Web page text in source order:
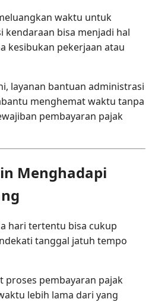
waktu untuk
bisa menjadi hal
kesibukan pekerjaan atau
layanan bantuan administrasi
menghemat waktu tanpa
pembayaran pajak
Menghadapi
hari tertentu bisa cukup
tanggal jatuh tempo
proses pembayaran pajak
lebih lama dari yang